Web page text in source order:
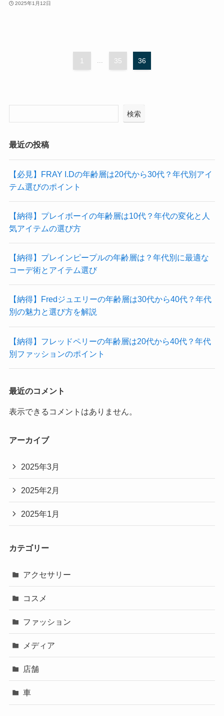
2025年1月12日
1 35 36
検索
最近の投稿
【必見】FRAY I.Dの年齢層は20代から30代？年代別アイ
テム選びのポイント
【納得】プレイボーイの年齢層は10代？年代の変化と人
気アイテムの選び方
【納得】プレインピープルの年齢層は？年代別に最適な
コーデ術とアイテム選び
【納得】Fredジュエリーの年齢層は30代から40代？年代
別の魅力と選び方を解説
【納得】フレッドペリーの年齢層は20代から40代？年代
別ファッションのポイント
最近のコメント
表示できるコメントはありません。
アーカイブ
2025年3月
2025年2月
2025年1月
カテゴリー
アクセサリー
コスメ
ファッション
メディア
店舗
車